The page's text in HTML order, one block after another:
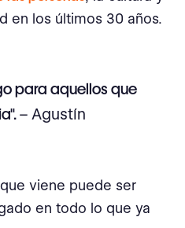
en los últimos 30 años.
para aquellos que
– Agustín
viene puede ser
en todo lo que ya